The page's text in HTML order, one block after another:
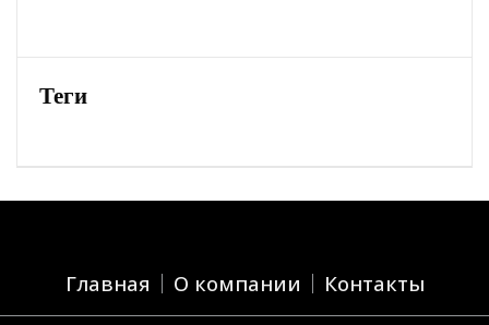
Теги
Главная О компании Контакты